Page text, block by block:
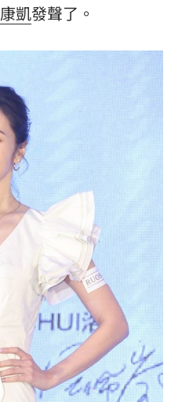
康凱發聲了。